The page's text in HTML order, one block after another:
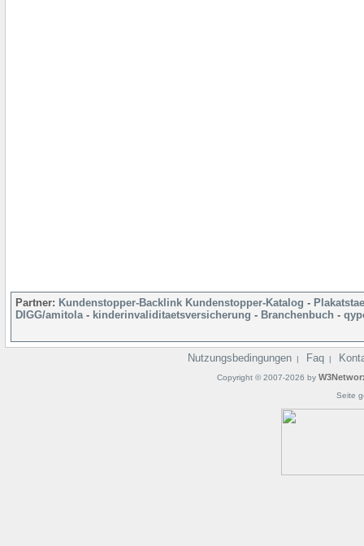
Partner: Kundenstopper-Backlink Kundenstopper-Katalog -
DIGG/amitola- kinderinvaliditaetsversicherung - Branchenbuch -
Nutzungsbedingungen | Faq |
Copyright © 2007-2026 by
Seite